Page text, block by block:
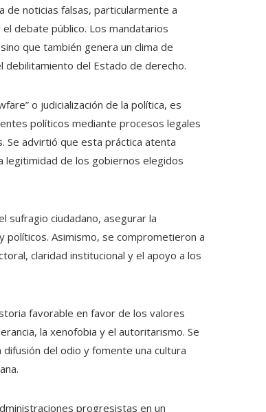
de noticias falsas, particularmente a
debate público. Los mandatarios
que también genera un clima de
del Estado de derecho.
o judicialización de la política, es
políticos mediante procesos legales
Se advirtió que esta práctica atenta
legitimidad de los gobiernos elegidos
sufragio ciudadano, asegurar la
Asimismo, se comprometieron a
claridad institucional y el apoyo a los
favorable en favor de los valores
la xenofobia y el autoritarismo. Se
del odio y fomente una cultura
progresistas en un